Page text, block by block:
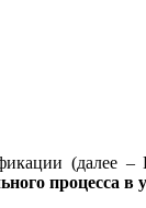
(далее –
процесса